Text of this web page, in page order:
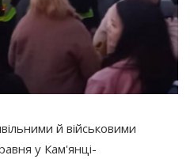
й військовими
у Кам'янці-